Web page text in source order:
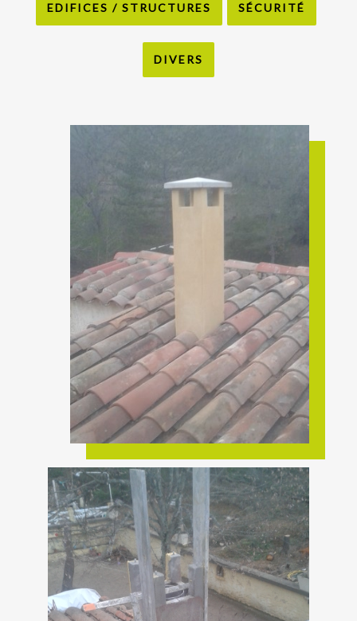
EDIFICES / STRUCTURES SÉCURITÉ
DIVERS